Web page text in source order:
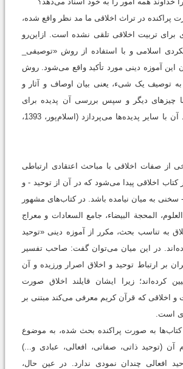
پراکنده در تراث اخلاقی ما مد نظر واقع شده،
برای تربیت اخلاقی تلقی نشده است. ازاین‌رو
اسلامی و با استفاده از روش «توصیفی_
این آموزه دینی مورد تأکید واقع می‌شود. روش
توصیف یک شیء، یعنی بیان اوصاف و آثار و
چیزهای دیگر و سپس بررسی آن پدیده برای
معلوم ساختن روابط آن با سایر پدیده‌ها می‌پردازد (اسلام‌پور، 1393،
از صفات اخلاقی با مباحث اعتقادی ارتباطی
کتاب اخلاقی پیدا می‌‌شود که در آن از توحید - و
سخنی به میان نیامده باشد. در کتاب‌های مشهور
العلوم، المحجة البیضاء، جامع السعادات و معراج
به تناسب بحث، مکرر از آموزه دینی «توحید
در این میان می‌توان گفت: صاحب تفسیر
بر ارتباط توحید و اخلاق اصرار ورزیده و آن
کرده‌اند؛ زیرا ایشان قایلند اخلاق صورت
و اخلاقی که قرآن کریم معرفی می‌کند مبتنی بر
است.
به صورت پراکنده بحث شده، به موضوع
آن (توحید ذاتی، صفاتی، افعالی، عبادی و...)
افعالی چندان نمودی ندارد. در عین حال،